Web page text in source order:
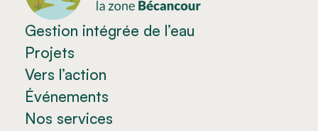
Gestion intégrée de l’eau
Projets
Vers l’action
Événements
Nos services